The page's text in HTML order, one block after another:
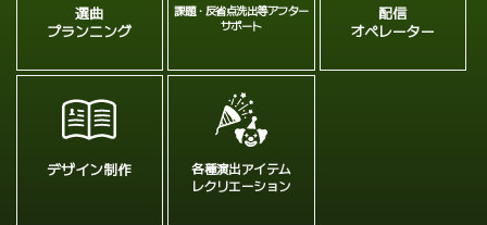
選曲
プランニング
課題・反省点洗出等アフター
サポート
配信
オペレーター
デザイン制作
各種演出アイテム
レクリエーション